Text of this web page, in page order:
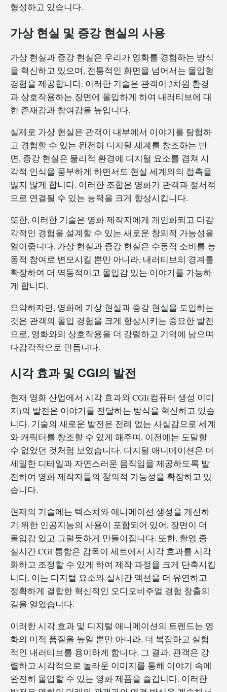
형성하고 있습니다.
가상 현실 및 증강 현실의 사용
가상 현실과 증강 현실은 우리가 영화를 경험하는 방식
을 혁신하고 있으며, 전통적인 화면을 넘어서는 몰입형
경험을 제공합니다. 이러한 기술은 관객이 3차원 환경
과 상호작용하는 장면에 몰입하게 하여 내러티브에 대
한 존재감과 참여감을 높입니다.
실제로 가상 현실은 관객이 내부에서 이야기를 탐험하
고 경험할 수 있는 완전히 디지털 세계를 창조하는 반
면, 증강 현실은 물리적 환경에 디지털 요소를 겹쳐 시
각적 인식을 풍부하게 하면서도 현실 세계와의 접촉을
잃지 않게 합니다. 이러한 조합은 영화가 관객과 정서적
으로 연결될 수 있는 능력을 크게 향상시킵니다.
또한, 이러한 기술은 영화 제작자에게 개인화되고 다감
각적인 경험을 설계할 수 있는 새로운 창의적 가능성을
열어줍니다. 가상 현실과 증강 현실은 수동적 소비를 능
동적 참여로 변모시킬 뿐만 아니라, 내러티브의 경계를
확장하여 더 역동적이고 몰입감 있는 이야기를 가능하
게 합니다.
요약하자면, 영화에 가상 현실과 증강 현실을 도입하는
것은 관객의 몰입 경험을 크게 향상시키는 중요한 발전
으로, 영화와의 상호작용을 더 강렬하고 기억에 남으며
다감각적으로 만듭니다.
시각 효과 및 CGI의 발전
현재 영화 산업에서 시각 효과와 CGI(컴퓨터 생성 이미
지)의 발전은 이야기를 전달하는 방식을 혁신하고 있습
니다. 기술의 새로운 발전은 전례 없는 사실감으로 세계
와 캐릭터를 창조할 수 있게 해주며, 이전에는 도달할
수 없었던 것처럼 보였습니다. 디지털 애니메이션은 더
세밀한 디테일과 자연스러운 움직임을 제공하도록 발
전하여 영화 제작자들의 창의적 가능성을 확장하고 있
습니다.
현재의 기술에는 텍스처와 애니메이션 생성을 개선하
기 위한 인공지능의 사용이 포함되어 있어, 장면이 더
몰입감 있고 그럴듯하게 만들어집니다. 또한, 촬영 중
실시간 CGI 통합은 감독이 세트에서 시각 효과를 시각
화하고 조정할 수 있게 하여 제작 과정을 크게 단축시킵
니다. 이는 디지털 요소와 실시간 액션을 더 유연하고
정확하게 결합한 혁신적인 오디오비주얼 경험 창출의
길을 열었습니다.
이러한 시각 효과 및 디지털 애니메이션의 트렌드는 영
화의 미적 품질을 높일 뿐만 아니라, 더 복잡하고 실험
적인 내러티브를 용이하게 합니다. 그 결과, 관객은 강
렬하고 시각적으로 놀라운 이미지를 통해 이야기 속에
완전히 몰입할 수 있는 영화 제품을 즐깁니다. 이러한